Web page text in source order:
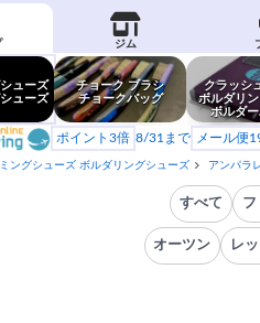
ジム
ューズ
ューズ
チョーク ブラシ
チョークバッグ
クラッシ
ボルダリ
ボルダ
ポイント3倍 8/31まで メール便
ングシューズ ボルダリングシューズ アンパラ
すべて フ
オーツン レ